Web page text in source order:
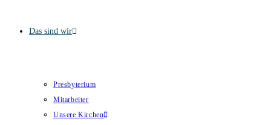
Das sind wir
Presbyterium
Mitarbeiter
Unsere Kirchen